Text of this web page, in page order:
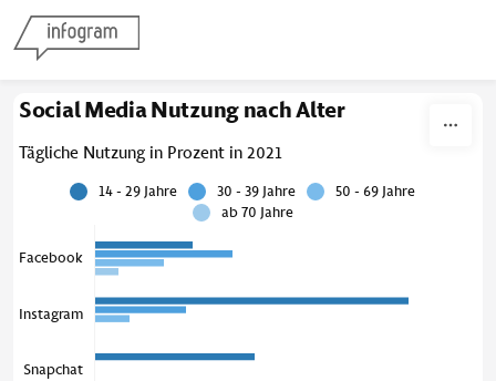
Social Media Nutzung nach Alter
Tägliche Nutzung in Prozent in 2021
14 - 29 Jahre 30 - 39 Jahre
50 - 69 Jahre
ab 70 Jahre
Facebook
Instagram
Snapchat